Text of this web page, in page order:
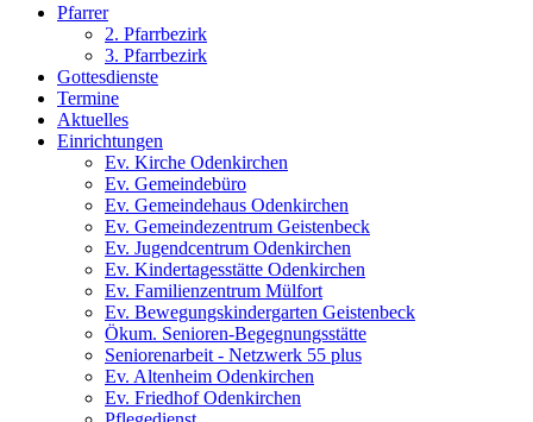
Pfarrer
2. Pfarrbezirk
3. Pfarrbezirk
Gottesdienste
Termine
Aktuelles
Einrichtungen
Ev. Kirche Odenkirchen
Ev. Gemeindebüro
Ev. Gemeindehaus Odenkirchen
Ev. Gemeindezentrum Geistenbeck
Ev. Jugendcentrum Odenkirchen
Ev. Kindertagesstätte Odenkirchen
Ev. Familienzentrum Mülfort
Ev. Bewegungskindergarten Geistenbeck
Ökum. Senioren-Begegnungsstätte
Seniorenarbeit - Netzwerk 55 plus
Ev. Altenheim Odenkirchen
Ev. Friedhof Odenkirchen